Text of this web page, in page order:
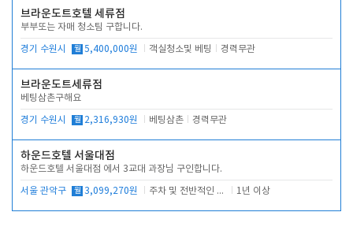
브라운도트호텔 세류점
부부또는 자매 청소팀 구합니다.
경기 수원시 월 5,400,000원 객실청소및 베팅 경력무관
브라운도트세류점
베팅삼촌구해요
경기 수원시 월 2,316,930원 베팅삼촌 경력무관
하운드호텔 서울대점
하운드호텔 서울대점 에서 3교대 과장님 구인합니다.
서울 관악구 월 3,099,270원 주차 및 전반적인 당번업무 1년 이상